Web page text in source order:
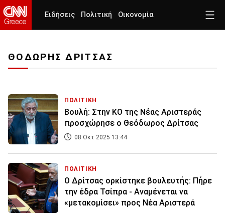
Ειδήσεις Πολιτική Οικονομία
ΘΟΔΩΡΗΣ ΔΡΙΤΣΑΣ
ΠΟΛΙΤΙΚΗ
Βουλή: Στην ΚΟ της Νέας Αριστεράς
προσχώρησε ο Θεόδωρος Δρίτσας
08 Οκτ 2025 13:44
ΠΟΛΙΤΙΚΗ
Ο Δρίτσας ορκίστηκε βουλευτής: Πήρε
την έδρα Τσίπρα - Αναμένεται να
«μετακομίσει» προς Νέα Αριστερά